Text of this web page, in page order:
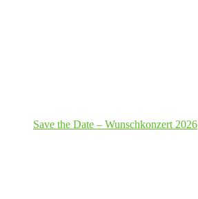
Save the Date – Wunschkonzert 2026